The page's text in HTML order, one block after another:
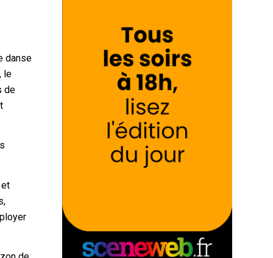
danse
le
de